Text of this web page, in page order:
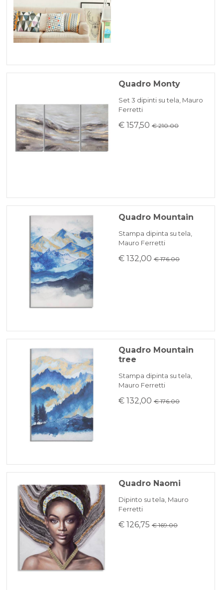
Quadro Monty
Set 3 dipinti su tela, Mauro
Ferretti
€ 157,50 € 210.00
Quadro Mountain
Stampa dipinta su tela,
Mauro Ferretti
€ 132,00 € 176.00
Quadro Mountain
tree
Stampa dipinta su tela,
Mauro Ferretti
€ 132,00 € 176.00
Quadro Naomi
Dipinto su tela, Mauro
Ferretti
€ 126,75 € 169.00